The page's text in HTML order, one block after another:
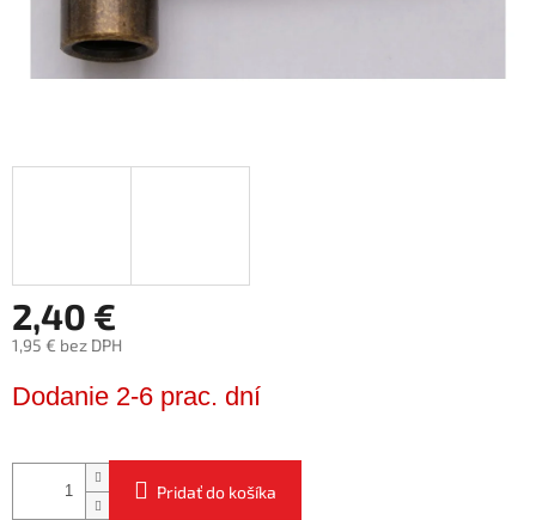
2,40 €
1,95 € bez DPH
cena:
Dodanie 2-6 prac. dní
Pridať do košíka